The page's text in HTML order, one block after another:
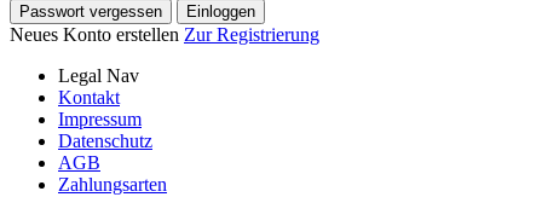
Passwort vergessen Einloggen
Neues Konto erstellen Zur Registrierung
Legal Nav
Kontakt
Impressum
Datenschutz
AGB
Zahlungsarten